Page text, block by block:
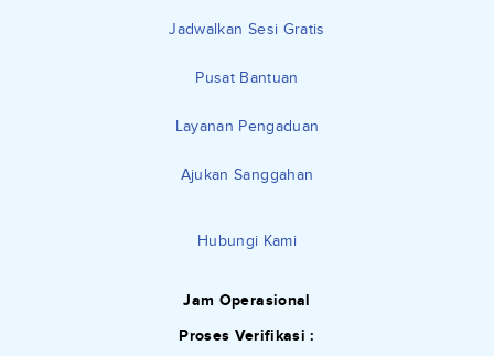
Jadwalkan Sesi Gratis
Pusat Bantuan
Layanan Pengaduan
Ajukan Sanggahan
Hubungi Kami
Jam Operasional
Proses Verifikasi :